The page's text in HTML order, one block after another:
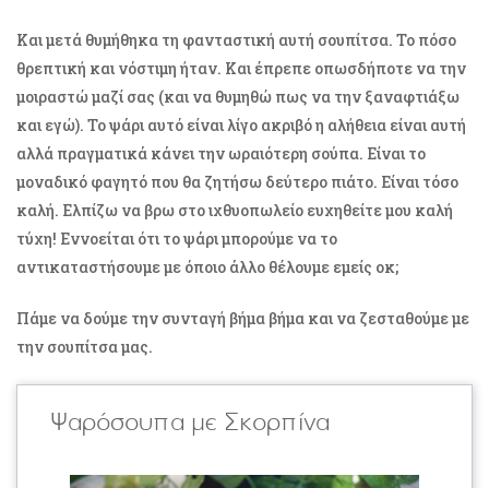
Και μετά θυμήθηκα τη φανταστική αυτή σουπίτσα. Το πόσο
θρεπτική και νόστιμη ήταν. Και έπρεπε οπωσδήποτε να την
μοιραστώ μαζί σας (και να θυμηθώ πως να την ξαναφτιάξω
και εγώ). Το ψάρι αυτό είναι λίγο ακριβό η αλήθεια είναι αυτή
αλλά πραγματικά κάνει την ωραιότερη σούπα. Είναι το
μοναδικό φαγητό που θα ζητήσω δεύτερο πιάτο. Είναι τόσο
καλή. Ελπίζω να βρω στο ιχθυοπωλείο ευχηθείτε μου καλή
τύχη! Εννοείται ότι το ψάρι μπορούμε να το
αντικαταστήσουμε με όποιο άλλο θέλουμε εμείς οκ;
Πάμε να δούμε την συνταγή βήμα βήμα και να ζεσταθούμε με
την σουπίτσα μας.
Ψαρόσουπα με Σκορπίνα